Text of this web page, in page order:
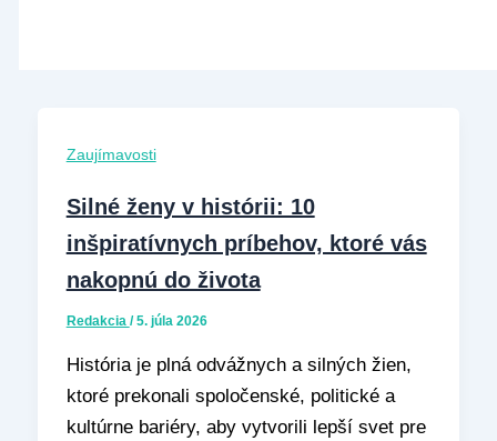
Zaujímavosti
Silné ženy v histórii: 10
inšpiratívnych príbehov, ktoré vás
nakopnú do života
Redakcia /5. júla 2026
História je plná odvážnych a silných žien,
ktoré prekonali spoločenské, politické a
kultúrne bariéry, aby vytvorili lepší svet pre